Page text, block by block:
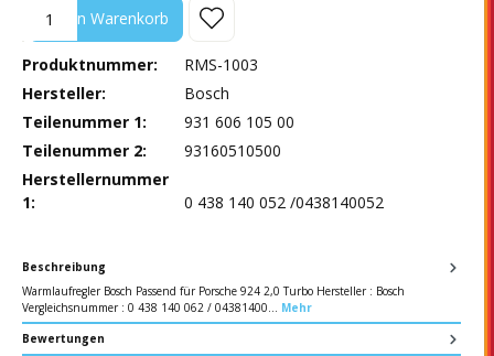
Produkt Anzahl: Gib den gewünschten Wert ein oder benutze die
In den Warenkorb
Produktnummer:
RMS-1003
Hersteller:
Bosch
Teilenummer 1:
931 606 105 00
Teilenummer 2:
93160510500
Herstellernummer
1:
0 438 140 052 /0438140052
Beschreibung
Warmlaufregler Bosch Passend für Porsche 924 2,0 Turbo Hersteller : Bosch
Vergleichsnummer : 0 438 140 062 / 04381400… Mehr
Bewertungen